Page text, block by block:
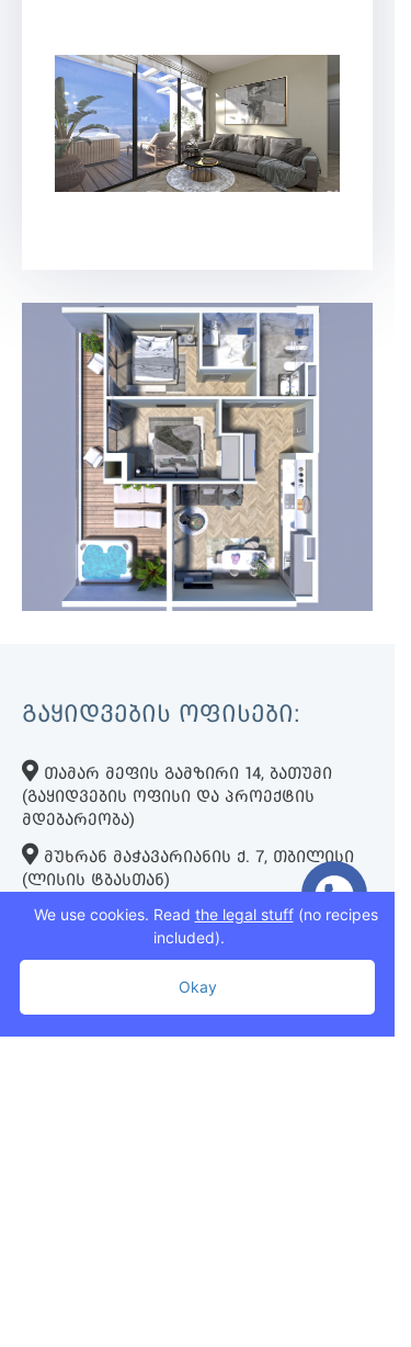
ᲒᲐᲧᲘᲓᲕᲔᲑᲘᲡ ᲝᲤᲘᲡᲔᲑᲘ:
ᲗᲐᲛᲐᲠ ᲛᲔᲤᲘᲡ ᲒᲐᲛᲖᲘᲠᲘ 14, ᲑᲐᲗᲣᲛᲘ
(ᲒᲐᲧᲘᲓᲕᲔᲑᲘᲡ ᲝᲤᲘᲡᲘ ᲓᲐ ᲞᲠᲝᲔᲥᲢᲘᲡ
ᲛᲓᲔᲑᲐᲠᲔᲝᲑᲐ)
ᲛᲣᲮᲠᲐᲜ ᲛᲐᲭᲐᲕᲐᲠᲘᲐᲜᲘᲡ Ქ. 7, ᲗᲑᲘᲚᲘᲡᲘ
(ᲚᲘᲡᲘᲡ ᲢᲑᲐᲡᲗᲐᲜ)
+995 593 75 50 50
+995 593 76 50 50
+995 593 75 50 50
We use cookies. Read the legal stuff(no recipes
included).
Okay